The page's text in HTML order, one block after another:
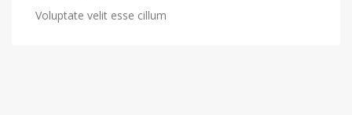
Voluptate velit esse cillum